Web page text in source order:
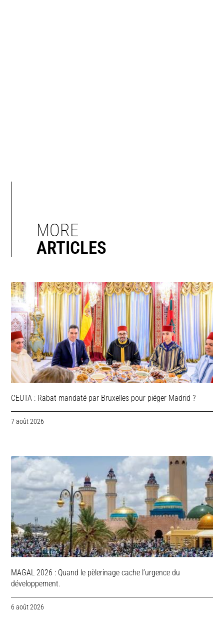
MORE
ARTICLES
CEUTA : Rabat mandaté par Bruxelles pour piéger Madrid ?
7 août 2026
MAGAL 2026 : Quand le pèlerinage cache l’urgence du
développement.
6 août 2026